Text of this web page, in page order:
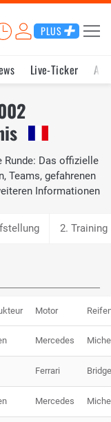
PLUS
Live-Ticker
Runde: Das offizielle
Teams, gefahrenen
Informationen
2. Training
Motor
Mercedes
Ferrari
Mercedes